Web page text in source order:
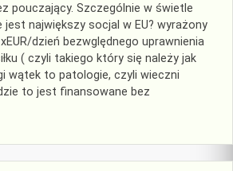
pouczający. Szczególnie w świetle
jest największy socjal w EU? wyrażony
dzień bezwględnego uprawnienia
( czyli takiego który się należy jak
wątek to patologie, czyli wieczni
to jest finansowane bez